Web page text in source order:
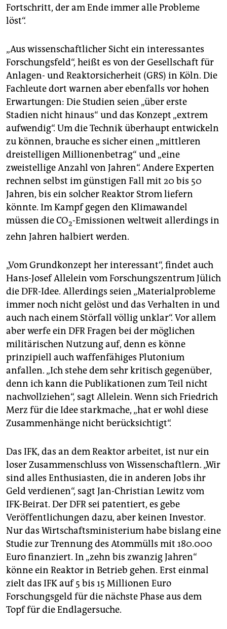
Fortschritt, der am Ende immer alle Probleme
löst“.
„Aus wissenschaftlicher Sicht ein interessantes
Forschungsfeld“, heißt es von der Gesellschaft für
Anlagen- und Reaktorsicherheit (GRS) in Köln. Die
Fachleute dort warnen aber ebenfalls vor hohen
Erwartungen: Die Studien seien „über erste
Stadien nicht hinaus“ und das Konzept „extrem
aufwendig“. Um die Technik überhaupt entwickeln
zu können, brauche es sicher einen „mittleren
dreistelligen Millionenbetrag“ und „eine
zweistellige Anzahl von Jahren“. Andere Experten
rechnen selbst im günstigen Fall mit 20 bis 50
Jahren, bis ein solcher Reaktor Strom liefern
könnte. Im Kampf gegen den Klimawandel
müssen die CO2-Emissionen weltweit allerdings in
zehn Jahren halbiert werden.
„Vom Grundkonzept her interessant“, findet auch
Hans-Josef Allelein vom Forschungszentrum Jülich
die DFR-Idee. Allerdings seien „Materialprobleme
immer noch nicht gelöst und das Verhalten in und
auch nach einem Störfall völlig unklar“. Vor allem
aber werfe ein DFR Fragen bei der möglichen
militärischen Nutzung auf, denn es könne
prinzipiell auch waffenfähiges Plutonium
anfallen. „Ich stehe dem sehr kritisch gegenüber,
denn ich kann die Publikationen zum Teil nicht
nachvollziehen“, sagt Allelein. Wenn sich Friedrich
Merz für die Idee starkmache, „hat er wohl diese
Zusammenhänge nicht berücksichtigt“.
Das IFK, das an dem Reaktor arbeitet, ist nur ein
loser Zusammenschluss von Wissenschaftlern. „Wir
sind alles Enthusiasten, die in anderen Jobs ihr
Geld verdienen“, sagt Jan-Christian Lewitz vom
IFK-Beirat. Der DFR sei patentiert, es gebe
Veröffentlichungen dazu, aber keinen Investor.
Nur das Wirtschaftsministerium habe bislang eine
Studie zur Trennung des Atommülls mit 180.000
Euro finanziert. In „zehn bis zwanzig Jahren“
könne ein Reaktor in Betrieb gehen. Erst einmal
zielt das IFK auf 5 bis 15 Millionen Euro
Forschungsgeld für die nächste Phase aus dem
Topf für die Endlagersuche.